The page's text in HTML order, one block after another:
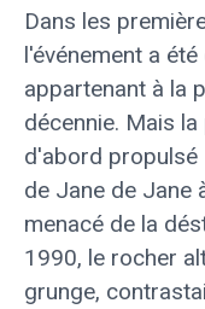
Dans les
l'événement a
appartenant à la
décennie. Mais
d'abord propulsé
de Jane de Jane
menacé de la
1990, le rocher
grunge,